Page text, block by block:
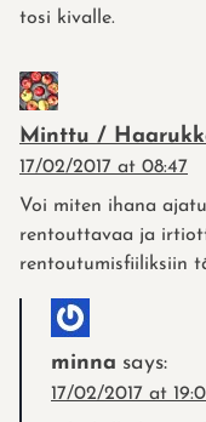
tosi kivalle.
Minttu /
17/02/2017 at 08:47
Voi miten ihana
rentouttavaa ja
rentoutumisfiiliksiin
minna says:
17/02/2017 at